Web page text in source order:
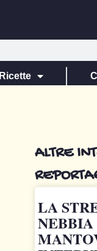
Ricette
ALTRE
LA